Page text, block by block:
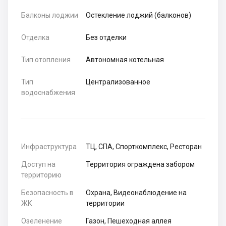
Балконы лоджии Остекление лоджий (балконов)
Отделка Без отделки
Тип отопления Автономная котельная
Тип
водоснабжения
Централизованное
Инфраструктура ТЦ, СПА, Спорткомплекс, Ресторан
Доступ на
территорию
Территория ограждена забором
Безопасность в
ЖК
Охрана, Видеонаблюдение на
территории
Озеленение Газон, Пешеходная аллея